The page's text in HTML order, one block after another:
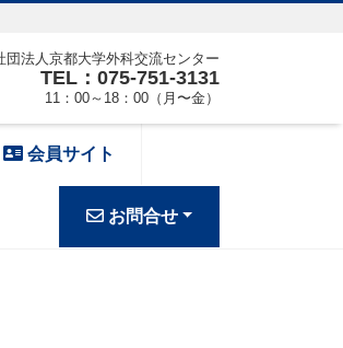
団法人京都大学外科交流センター
TEL：075-751-3131
11：00～18：00（月〜金）
会員サイト
お問合せ